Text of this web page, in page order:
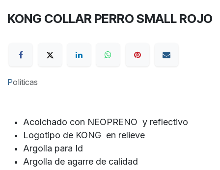
KONG COLLAR PERRO SMALL ROJO
Politicas
Acolchado con NEOPRENO y reflectivo
Logotipo de KONG en relieve
Argolla para Id
Argolla de agarre de calidad